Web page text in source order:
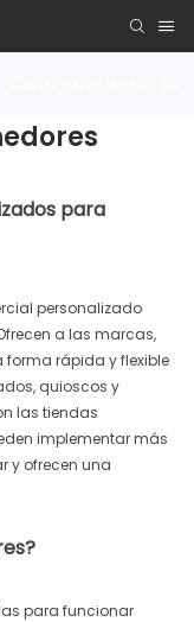
para
personalizado
a las marcas,
rápida y flexible
quioscos y
las tiendas
implementar más
y ofrecen una
para funcionar